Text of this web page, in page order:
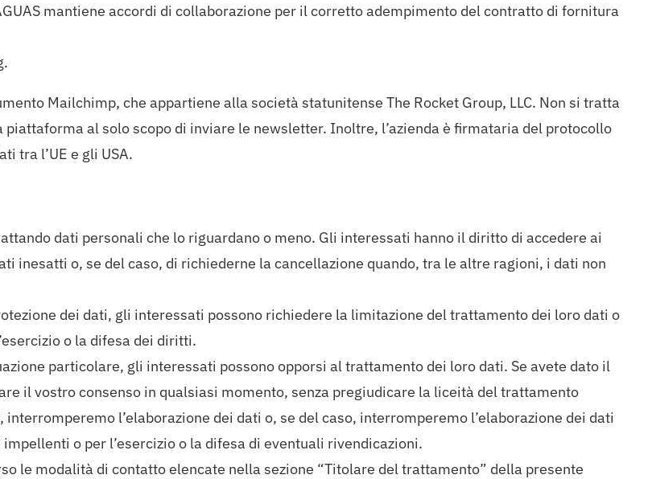
mantiene accordi di collaborazione per il corretto adempimento del contratto di fornitura
Mailchimp, che appartiene alla società statunitense The Rocket Group, LLC. Non si tratta
al solo scopo di inviare le newsletter. Inoltre, l’azienda è firmataria del protocollo
tra l’UE e gli USA.
dati personali che lo riguardano o meno. Gli interessati hanno il diritto di accedere ai
inesatti o, se del caso, di richiederne la cancellazione quando, tra le altre ragioni, i dati non
dei dati, gli interessati possono richiedere la limitazione del trattamento dei loro dati o
o la difesa dei diritti.
particolare, gli interessati possono opporsi al trattamento dei loro dati. Se avete dato il
il vostro consenso in qualsiasi momento, senza pregiudicare la liceità del trattamento
l’elaborazione dei dati o, se del caso, interromperemo l’elaborazione dei dati
o per l’esercizio o la difesa di eventuali rivendicazioni.
le modalità di contatto elencate nella sezione “Titolare del trattamento” della presente